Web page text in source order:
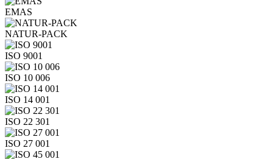
EMAS
NATUR-PACK
ISO 9001
ISO 10 006
ISO 14 001
ISO 22 301
ISO 27 001